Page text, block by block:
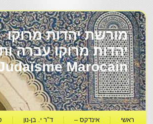
מורשת יהדות מרוקו
Marocain
ראשי אינדקס – ד"ר י. בן-נון